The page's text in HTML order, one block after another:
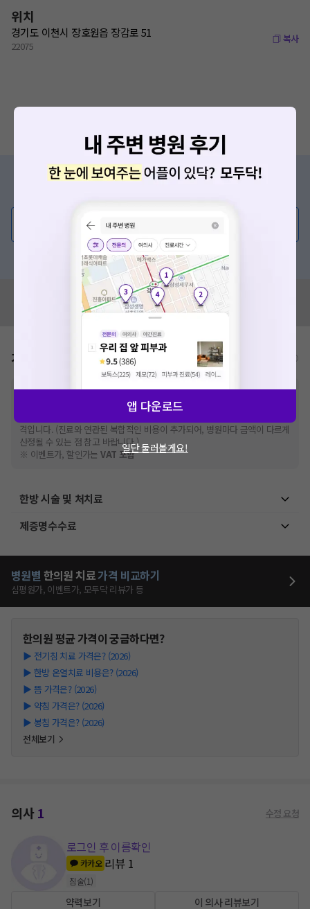
위치
경기도 이천시 장호원읍 장감로 51
22075
복사
증상/치료, 궁금한 점이 있나요?
💬 무엇이든 물어보세요
혹은, 의료상담 서비스에 다양한 게시글 보러가기
혹시 잘못된 병원정보가 있나요?
모두닥 팀에 알려주세요!
가격표 비급여/급여 진료란?
※비급여 항목의 경우,추가비용 등으로 실제 가격과 상이할 수 있으니, 정확
한 가격은 해당 의료기관에 직접 문의해주세요.
건강보험심사평가원
격입니다. (진료와 연관된 복합적인 비용이 추가되어, 병원마다 금액이 다르게
산정될 수 있는 점 참고 바랍니다.)
※ 이벤트가, 할인가는VAT 포함
한방 시술 및 처치료
제증명수수료
병원별 한의원 치료가격 비교하기
심평원가, 이벤트가, 모두닥 리뷰가 등
한의원평균 가격이 궁금하다면?
▶ 전기침 치료 가격은? (2026)
▶ 한방 온열치료 비용은? (2026)
▶ 뜸 가격은? (2026)
▶ 약침 가격은? (2026)
▶ 봉침 가격은? (2026)
전체보기
의사1 수정 요청
로그인 후 이름확인
카카오 리뷰 1
침술(1)
약력보기 이 의사 리뷰보기
앱 다운로드
일단 둘러볼게요!